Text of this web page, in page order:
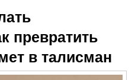
превратить
в талисман